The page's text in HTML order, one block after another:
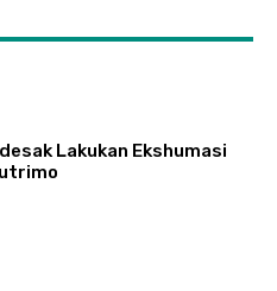
Lakukan Ekshumasi